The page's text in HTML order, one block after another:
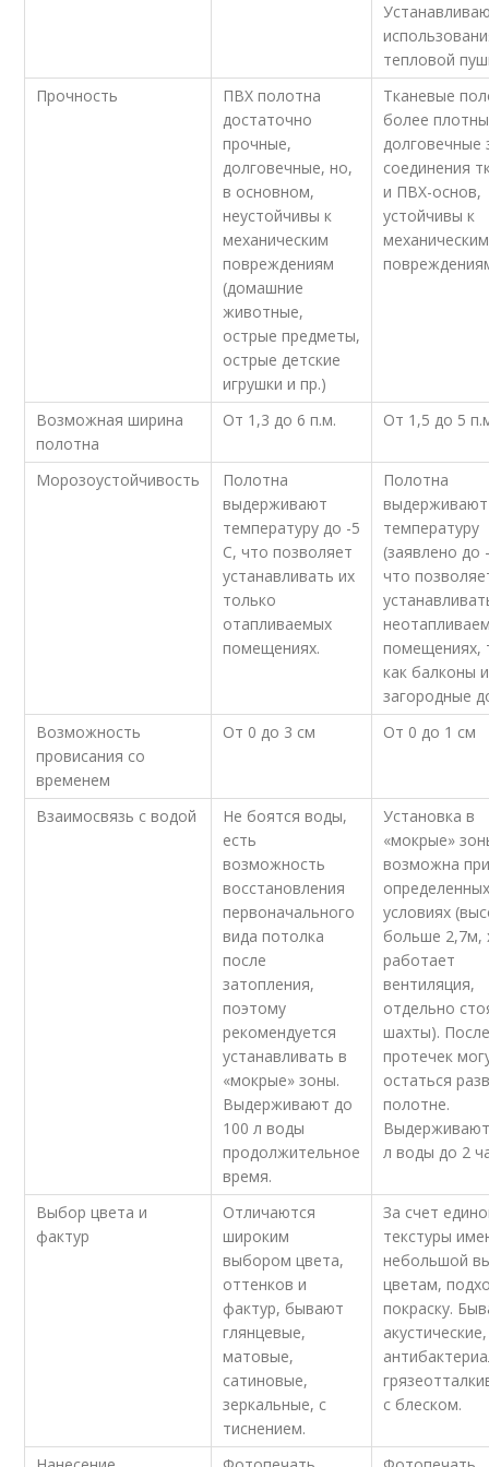
тепловой
Прочность
ПВХ полотна
достаточно
прочные,
долговечные, но,
в основном,
неустойчивы к
механическим
повреждениям
(домашние
животные,
острые предметы,
острые детские
игрушки и пр.)
Тканевые
более
долговечные
соединения
и ПВХ-основ,
устойчивы к
механическим
Возможная ширина
полотна
От 1,3 до 6 п.м. От 1,5 до 5
Морозоустойчивость
Полотна
выдерживают
температуру до -5
С, что позволяет
устанавливать их
только
отапливаемых
помещениях.
Полотна
температуру
(заявлено до
что
помещениях,
как балконы
загородные
Возможность
провисания со
временем
От 0 до 3 см От 0 до 1 см
Взаимосвязь с водой
Не боятся воды,
есть
возможность
восстановления
первоначального
вида потолка
после
затопления,
поэтому
рекомендуется
устанавливать в
«мокрые» зоны.
Выдерживают до
100 л воды
продолжительное
время.
Установка в
«мокрые»
возможна
условиях
больше 2,7м,
работает
вентиляция,
отдельно
шахты).
протечек
остаться
полотне.
л воды до 2
Выбор цвета и
фактур
Отличаются
широким
выбором цвета,
оттенков и
фактур, бывают
глянцевые,
матовые,
сатиновые,
зеркальные, с
тиснением.
За счет
текстуры
небольшой
цветам,
покраску.
акустические,
с блеском.